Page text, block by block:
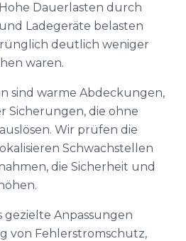
Dauerlasten durch
Ladegeräte belasten
deutlich weniger
waren.
sind warme Abdeckungen,
Sicherungen, die ohne
Wir prüfen die
Schwachstellen
die Sicherheit und
gezielte Anpassungen
von Fehlerstromschutz,